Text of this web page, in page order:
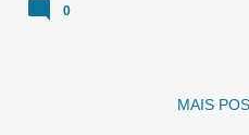
0
MAIS